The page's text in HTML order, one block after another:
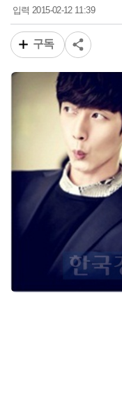
입력 2015-02-12 11:39
구독